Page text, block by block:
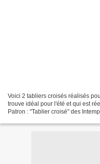
Voici 2 tabliers croisés réalisés
trouve idéal pour l'été et qui est
Patron : "Tablier croisé" des